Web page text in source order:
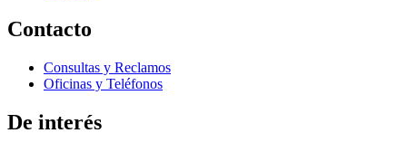
Contacto
Consultas y Reclamos
Oficinas y Teléfonos
De interés